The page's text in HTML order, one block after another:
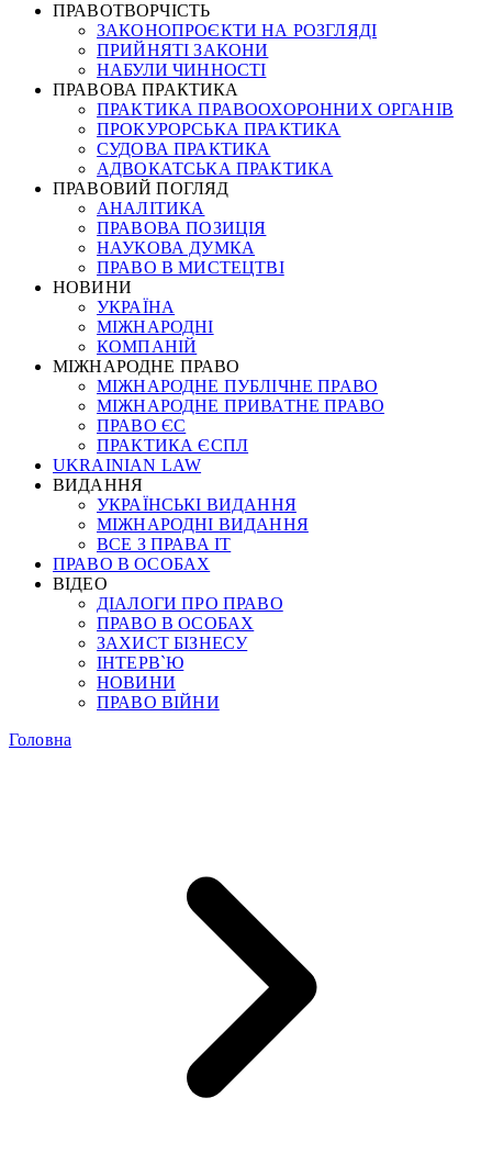
ПРАВОТВОРЧІСТЬ
ЗАКОНОПРОЄКТИ НА РОЗГЛЯДІ
ПРИЙНЯТІ ЗАКОНИ
НАБУЛИ ЧИННОСТІ
ПРАВОВА ПРАКТИКА
ПРАКТИКА ПРАВООХОРОННИХ ОРГАНІВ
ПРОКУРОРСЬКА ПРАКТИКА
СУДОВА ПРАКТИКА
АДВОКАТСЬКА ПРАКТИКА
ПРАВОВИЙ ПОГЛЯД
АНАЛІТИКА
ПРАВОВА ПОЗИЦІЯ
НАУКОВА ДУМКА
ПРАВО В МИСТЕЦТВІ
НОВИНИ
УКРАЇНА
МІЖНАРОДНІ
КОМПАНІЙ
МІЖНАРОДНЕ ПРАВО
МІЖНАРОДНЕ ПУБЛІЧНЕ ПРАВО
МІЖНАРОДНЕ ПРИВАТНЕ ПРАВО
ПРАВО ЄС
ПРАКТИКА ЄСПЛ
UKRAINIAN LAW
ВИДАННЯ
УКРАЇНСЬКІ ВИДАННЯ
МІЖНАРОДНІ ВИДАННЯ
ВСЕ З ПРАВА ІТ
ПРАВО В ОСОБАХ
ВІДЕО
ДІАЛОГИ ПРО ПРАВО
ПРАВО В ОСОБАХ
ЗАХИСТ БІЗНЕСУ
ІНТЕРВ`Ю
НОВИНИ
ПРАВО ВІЙНИ
Головна